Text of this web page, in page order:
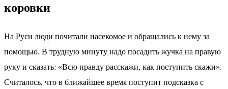
коровки
На Руси люди почитали насекомое и обращались к нему за
помощью. В трудную минуту надо посадить жучка на правую
руку и сказать: «Всю правду расскажи, как поступить скажи».
Считалось, что в ближайшее время поступит подсказка с